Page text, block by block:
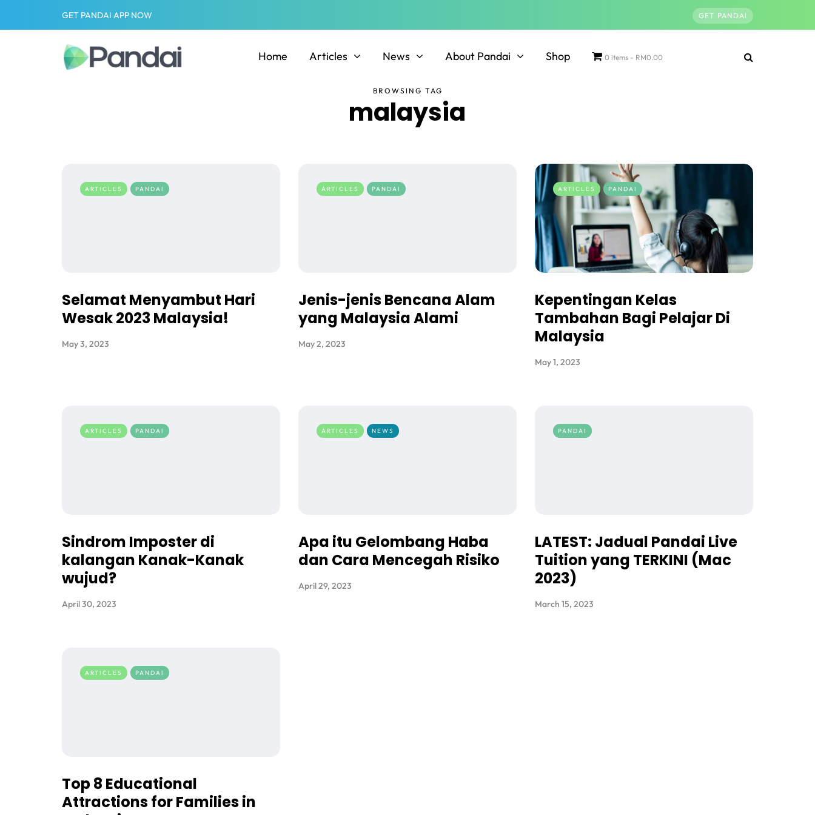
GET PANDAI APP NOW GET PANDAI
Home Articles News About Pandai Shop 0 items RM0.00
BROWSING TAG
malaysia
ARTICLES PANDAI
Selamat Menyambut Hari
Wesak 2023 Malaysia!
May 3, 2023
ARTICLES PANDAI
Jenis-jenis Bencana Alam
yang Malaysia Alami
May 2, 2023
ARTICLES PANDAI
Kepentingan Kelas
Tambahan Bagi Pelajar Di
Malaysia
May 1, 2023
ARTICLES PANDAI
Sindrom Imposter di
kalangan Kanak-Kanak
wujud?
April 30, 2023
ARTICLES NEWS
Apa itu Gelombang Haba
dan Cara Mencegah Risiko
April 29, 2023
PANDAI
LATEST: Jadual Pandai Live
Tuition yang TERKINI (Mac
2023)
March 15, 2023
ARTICLES PANDAI
Top 8 Educational
Attractions for Families in